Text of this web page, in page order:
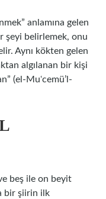
anlamına gelen
şeyi belirlemek, onu
Aynı kökten gelen
algılanan bir kişi
(el-Muʿcemü’l-
beş ile on beyit
bir şiirin ilk